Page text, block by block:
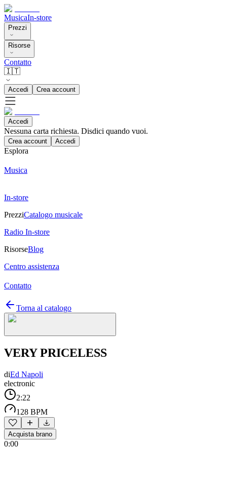
MusicaIn-store
Prezzi
Risorse
Contatto
🇮🇹
Accedi Crea account
Accedi
Nessuna carta richiesta. Disdici quando vuoi.
Crea account Accedi
Esplora
Musica
In-store
PrezziCatalogo musicale
Radio In-store
RisorseBlog
Centro assistenza
Contatto
Torna al catalogo
VERY PRICELESS
diEd Napoli
electronic
2:22
128 BPM
Acquista brano
0:00